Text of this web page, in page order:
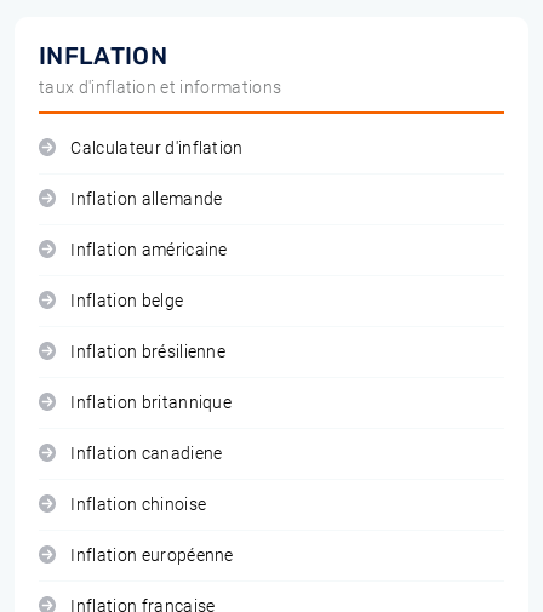
INFLATION
taux d'inflation et informations
Calculateur d'inflation
Inflation allemande
Inflation américaine
Inflation belge
Inflation brésilienne
Inflation britannique
Inflation canadiene
Inflation chinoise
Inflation européenne
Inflation française